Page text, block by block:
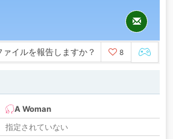
ァイルを報告しますか？ 8
A Woman
指定されていない